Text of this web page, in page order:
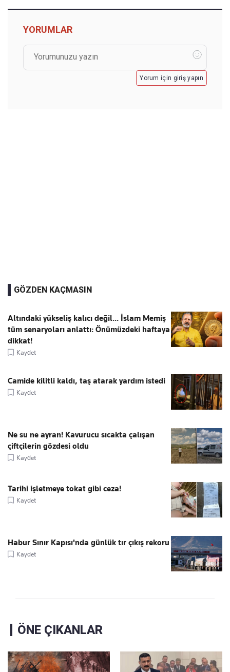
YORUMLAR
Yorum için giriş yapın
GÖZDEN KAÇMASIN
Altındaki yükseliş kalıcı değil... İslam Memiş
tüm senaryoları anlattı: Önümüzdeki haftaya
dikkat!
Kaydet
Camide kilitli kaldı, taş atarak yardım istedi
Kaydet
Ne su ne ayran! Kavurucu sıcakta çalışan
çiftçilerin gözdesi oldu
Kaydet
Tarihi işletmeye tokat gibi ceza!
Kaydet
Habur Sınır Kapısı'nda günlük tır çıkış rekoru
Kaydet
ÖNE ÇIKANLAR